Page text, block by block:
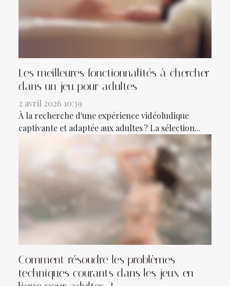
Les meilleures fonctionnalités à chercher
dans un jeu pour adultes
2 avril 2026 10:39
À la recherche d'une expérience vidéoludique
captivante et adaptée aux adultes ? La sélection...
Comment résoudre les problèmes
techniques courants dans les jeux en